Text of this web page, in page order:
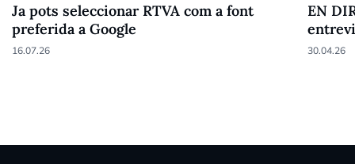
Ja pots seleccionar RTVA com a font
preferida a Google
16.07.26
EN
30.04.26